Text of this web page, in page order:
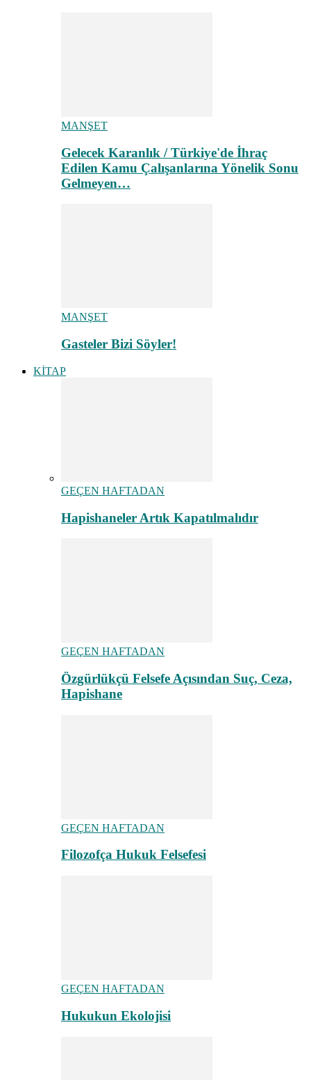
MANŞET
Gelecek Karanlık / Türkiye'de İhraç
Edilen Kamu Çalışanlarına Yönelik Sonu
Gelmeyen…
MANŞET
Gasteler Bizi Söyler!
KİTAP
GEÇEN HAFTADAN
Hapishaneler Artık Kapatılmalıdır
GEÇEN HAFTADAN
Özgürlükçü Felsefe Açısından Suç, Ceza,
Hapishane
GEÇEN HAFTADAN
Filozofça Hukuk Felsefesi
GEÇEN HAFTADAN
Hukukun Ekolojisi